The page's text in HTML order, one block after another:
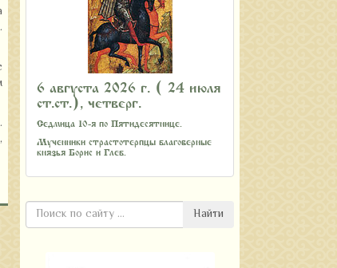
6 августа 2026 г. ( 24 июля
ст.ст.), четверг.
Седмица 10-я по Пятидесятнице.
Мученники страстотерпцы благоверные
князья Борис и Глеб.
Найти